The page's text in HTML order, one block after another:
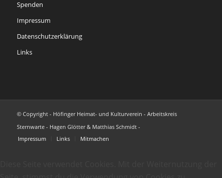
Spenden
Impressum
Datenschutzerklärung
Links
© Copyright - Höfinger Heimat- und Kulturverein - Arbeitskreis
Sternwarte - Hagen Glötter & Matthias Schmidt -
Impressum
Links Mitmachen